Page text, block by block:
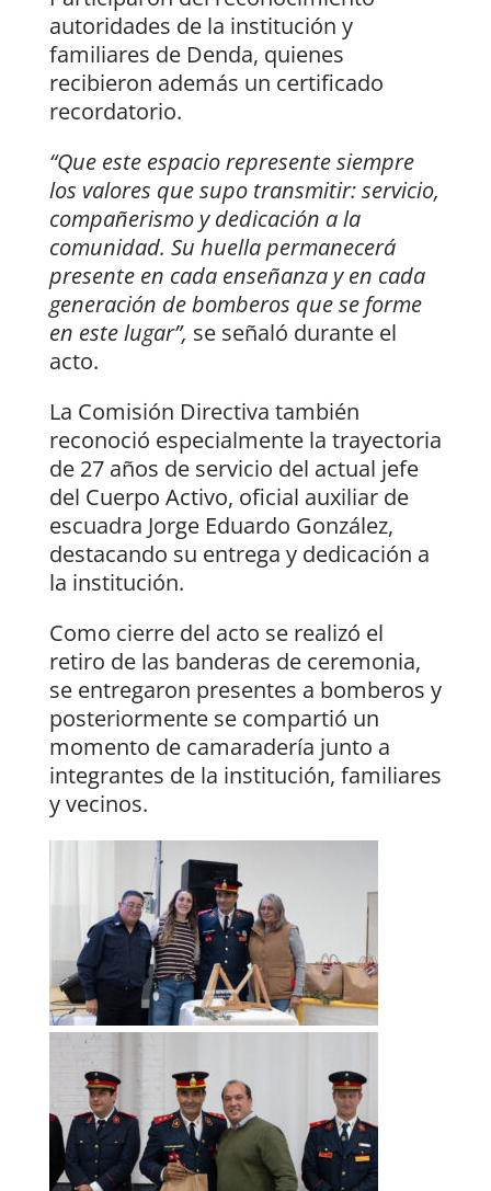
autoridades de la institución y
familiares de Denda, quienes
recibieron además un certificado
recordatorio.
“Que este espacio represente siempre
los valores que supo transmitir: servicio,
compañerismo y dedicación a la
comunidad. Su huella permanecerá
presente en cada enseñanza y en cada
generación de bomberos que se forme
en este lugar”, se señaló durante el
acto.
La Comisión Directiva también
reconoció especialmente la trayectoria
de 27 años de servicio del actual jefe
del Cuerpo Activo, oficial auxiliar de
escuadra Jorge Eduardo González,
destacando su entrega y dedicación a
la institución.
Como cierre del acto se realizó el
retiro de las banderas de ceremonia,
se entregaron presentes a bomberos y
posteriormente se compartió un
momento de camaradería junto a
integrantes de la institución, familiares
y vecinos.